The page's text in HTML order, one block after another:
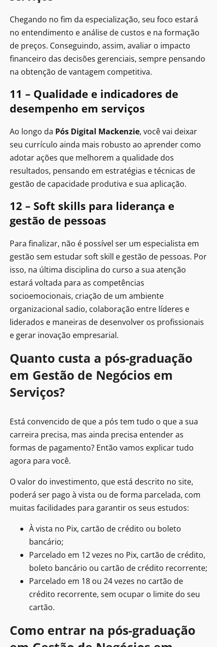
Chegando no fim da especialização, seu foco estará
no entendimento e análise de custos e na formação
de preços. Conseguindo, assim, avaliar o impacto
financeiro das decisões gerenciais, sempre pensando
na obtenção de vantagem competitiva.
11 – Qualidade e indicadores de
desempenho em serviços
Ao longo da Pós Digital Mackenzie, você vai deixar
seu currículo ainda mais robusto ao aprender como
adotar ações que melhorem a qualidade dos
resultados, pensando em estratégias e técnicas de
gestão de capacidade produtiva e sua aplicação.
12 – Soft skills para liderança e
gestão de pessoas
Para finalizar, não é possível ser um especialista em
gestão sem estudar soft skill e gestão de pessoas. Por
isso, na última disciplina do curso a sua atenção
estará voltada para as competências
socioemocionais, criação de um ambiente
organizacional sadio, colaboração entre líderes e
liderados e maneiras de desenvolver os profissionais
e gerar inovação empresarial.
Quanto custa a pós-graduação
em Gestão de Negócios em
Serviços?
Está convencido de que a pós tem tudo o que a sua
carreira precisa, mas ainda precisa entender as
formas de pagamento? Então vamos explicar tudo
agora para você.
O valor do investimento, que está descrito no site,
poderá ser pago à vista ou de forma parcelada, com
muitas facilidades para garantir os seus estudos:
À vista no Pix, cartão de crédito ou boleto
bancário;
Parcelado em 12 vezes no Pix, cartão de crédito,
boleto bancário ou cartão de crédito recorrente;
Parcelado em 18 ou 24 vezes no cartão de
crédito recorrente, sem ocupar o limite do seu
cartão.
Como entrar na pós-graduação